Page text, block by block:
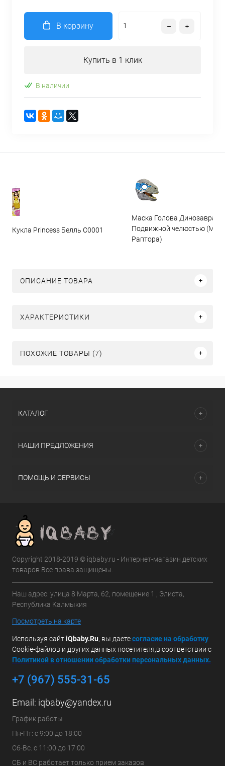
В корзину
Купить в 1 клик
В наличии
Кукла Princess Белль C0001
Маска Голова Динозавра с
Подвижной челюстью
Раптора)
ОПИСАНИЕ ТОВАРА
ХАРАКТЕРИСТИКИ
ПОХОЖИЕ ТОВАРЫ (7)
КАТАЛОГ
НАШИ ПРЕДЛОЖЕНИЯ
ПОМОЩЬ И СЕРВИСЫ
Copyright 2018-2019 © iqbaby.ru - Интернет-магазин детских
товаров Все права защищены.
Наш адрес: улица 8 Марта, 62, помещение 1 , Элиста,
Республика Калмыкия
Посмотреть на карте
Используя сайтiQbaby.Ru, вы даетесогласие на обработку
Cookie-файлов и других данных посетителя,в соответствии с
Политикой в отношении обработки персональных данных.
+7 (967) 555-31-65
Email: iqbaby@yandex.ru
График работы
Пн-Пт: с 9:00 до 18:00
Сб-Вс. с 11:00 до 17:00
СБ и ВС работает только прием заказов